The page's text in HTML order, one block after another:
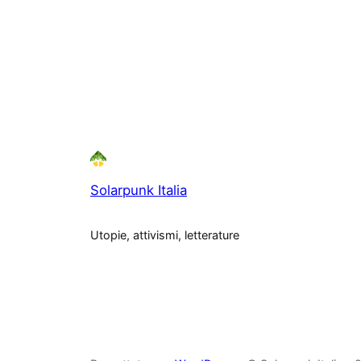
Solarpunk Italia
Utopie, attivismi, letterature